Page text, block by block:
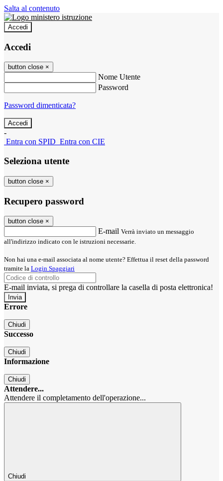
Salta al contenuto
Accedi
Accedi
button close ×
Nome Utente
Password
Password dimenticata?
-
Entra con SPID Entra con CIE
Seleziona utente
button close ×
Recupero password
button close ×
E-mail Verrà inviato un messaggio
all'indirizzo indicato con le istruzioni necessarie.
Non hai una e-mail associata al nome utente? Effettua il reset della password
tramite la Login Spaggiari
E-mail inviata, si prega di controllare la casella di posta elettronica!
Errore
Chiudi
Successo
Chiudi
Informazione
Chiudi
Attendere...
Attendere il completamento dell'operazione...
Chiudi